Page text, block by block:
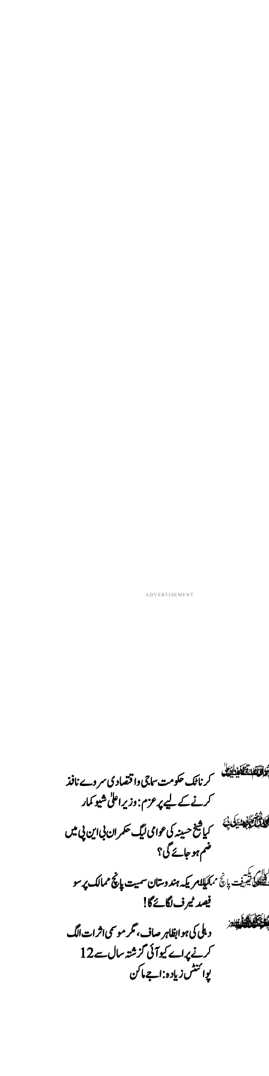
ADVERTISEMENT
کرناٹک حکومت سماجی و اقتصادی سروے نافذ
کرنے کے لیے پرعزم: وزیر اعلیٰ شیوکمار
کیا شیخ حسینہ کی عوامی لیگ حکمران بی این پی میں
ضم ہو جائے گی؟
کیا امریکہ ہندوستان سمیت پانچ ممالک پر سو
فیصد ٹیرف لگائے گا!
دہلی کی ہوا بظاہر صاف، مگر موسمی اثرات الگ
کرنے پر اے کیو آئی گزشتہ سال سے 12
پوائنٹس زیادہ: اجے ماکن